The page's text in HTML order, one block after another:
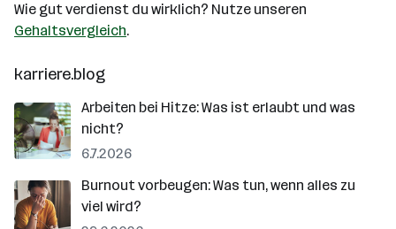
Wie gut verdienst du wirklich? Nutze unseren
Gehaltsvergleich.
karriere.blog
Arbeiten bei Hitze: Was ist erlaubt und was
nicht?
6.7.2026
Burnout vorbeugen: Was tun, wenn alles zu
viel wird?